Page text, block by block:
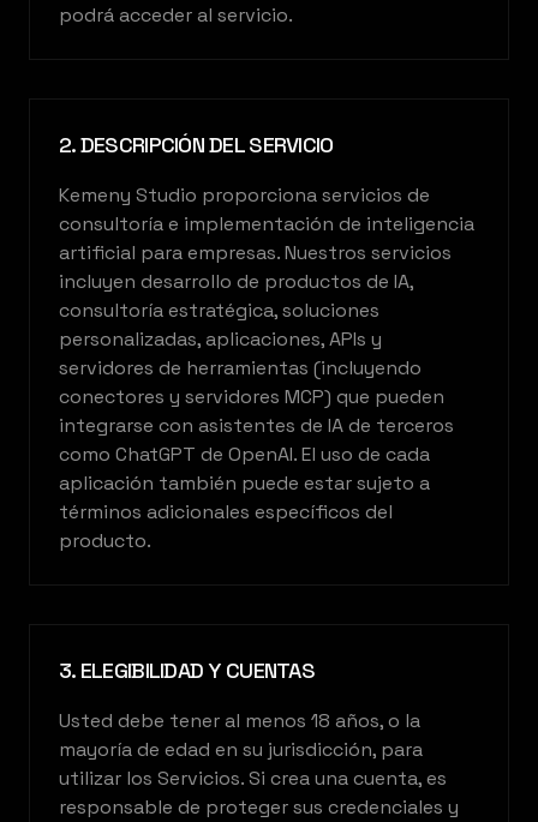
podrá acceder al servicio.
2. DESCRIPCIÓN DEL SERVICIO
Kemeny Studio proporciona servicios de
consultoría e implementación de inteligencia
artificial para empresas. Nuestros servicios
incluyen desarrollo de productos de IA,
consultoría estratégica, soluciones
personalizadas, aplicaciones, APIs y
servidores de herramientas (incluyendo
conectores y servidores MCP) que pueden
integrarse con asistentes de IA de terceros
como ChatGPT de OpenAI. El uso de cada
aplicación también puede estar sujeto a
términos adicionales específicos del
producto.
3. ELEGIBILIDAD Y CUENTAS
Usted debe tener al menos 18 años, o la
mayoría de edad en su jurisdicción, para
utilizar los Servicios. Si crea una cuenta, es
responsable de proteger sus credenciales y